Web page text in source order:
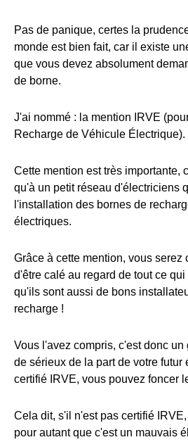
Pas de panique, certes la
monde est bien fait, car il existe
que vous devez absolument
de borne.
J'ai nommé : la mention IRVE
Recharge de Véhicule Électrique).
Cette mention est très importante,
qu'à un petit réseau d'électriciens
l'installation des bornes de
électriques.
Grâce à cette mention, vous serez
d'être calé au regard de tout ce
qu'ils sont aussi de bons
recharge !
Vous l'avez compris, c'est donc
de sérieux de la part de votre futur
certifié IRVE, vous pouvez foncer
Cela dit, s'il n'est pas certifié
pour autant que c'est un mauvais